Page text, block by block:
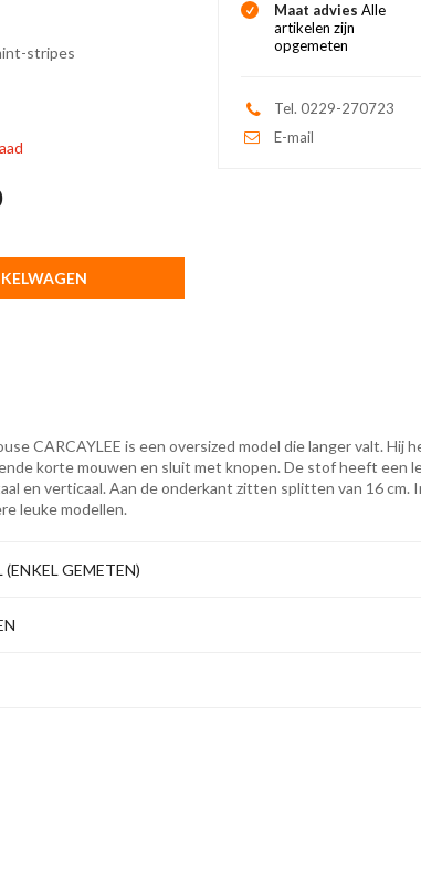
stripes
Maat adviesAlle
artikelen zijn
opgemeten
Tel. 0229-270723
E-mail
CARCAYLEE is een oversized model die langer valt. Hij
korte mouwen en sluit met knopen. De stof heeft een
en verticaal. Aan de onderkant zitten splitten van 16 cm.
leuke modellen.
GEMETEN)